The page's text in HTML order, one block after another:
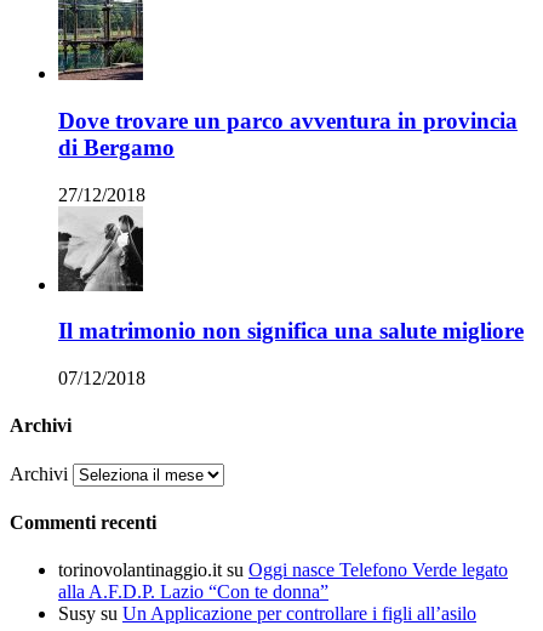
Dove trovare un parco avventura in provincia
di Bergamo
27/12/2018
Il matrimonio non significa una salute migliore
07/12/2018
Archivi
Archivi
Commenti recenti
torinovolantinaggio.it su Oggi nasce Telefono Verde legato
alla A.F.D.P. Lazio “Con te donna”
Susy su Un Applicazione per controllare i figli all’asilo